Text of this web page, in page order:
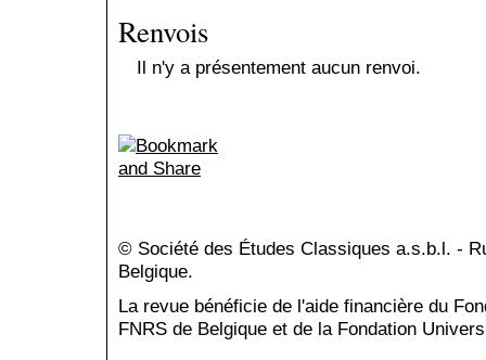
Renvois
Il n'y a présentement aucun renvoi.
© Société des Études Classiques a.s.b.l. -
Belgique.
La revue bénéficie de l'aide financière du
FNRS de Belgique et de la Fondation